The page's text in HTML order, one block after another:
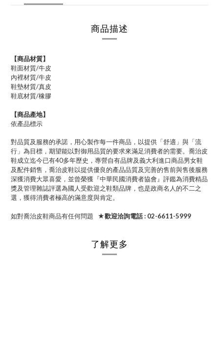
商品描述
【商品材質】
鞋面材質/牛皮
內裡材質/牛皮
鞋墊材質/真皮
鞋底材質/橡膠
【商品產地】
依產品標示
對品質及服務的承諾，用心製作每一件商品，以提供「舒適」與「流
行」為目標，期望能以對御用品質的要求來滿足消費者的需要。喬治皮
鞋成立迄今已有40多年歷史，專營自有品牌及義大利進口商品男女鞋
及配件銷售，喬治皮鞋以提供優良的產品品質及完善的售前與售後服務
深獲消費大眾喜愛，並曾榮獲『中華民國消費者協會』評鑑為消費精品
獎及管理雜誌評選為國人受歡迎之鞋類品牌，也是政商名人的不二之
選，獲得消費者極高的滿意度與肯定。
如對喬治皮鞋商品有任何問題 ★歡迎洽詢電話 : 02-6611-5999
了解更多